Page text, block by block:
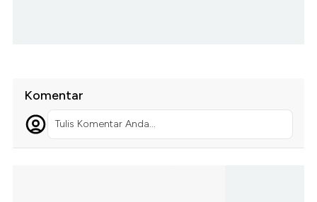
Komentar
Tulis Komentar Anda...